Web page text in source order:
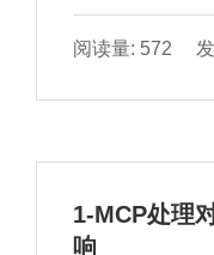
剂，通过正交试
基保鲜膜最佳配
响。结果表明，
精、2.00%甘油
失率、腐烂指数
阅读量: 572 发
1-MCP处理
响